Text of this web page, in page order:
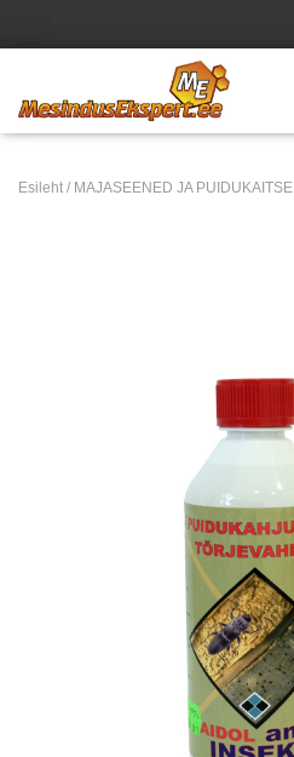
Esileht / MAJASEENED JA PUIDUKAITSE